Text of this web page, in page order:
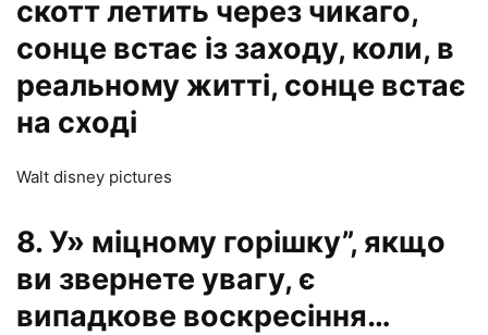
скотт летить через чикаго,
сонце встає із заходу, коли, в
реальному житті, сонце встає
на сході
Walt disney pictures
8. У» міцному горішку”, якщо
ви звернете увагу, є
випадкове воскресіння…